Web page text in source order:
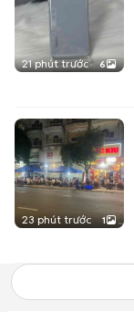
21 phút trước 6
23 phút trước 1